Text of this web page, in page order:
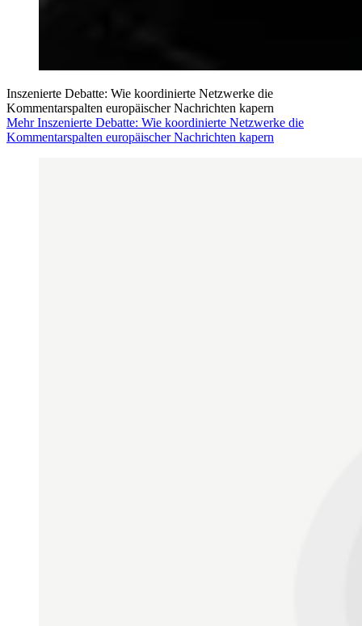
Inszenierte Debatte: Wie koordinierte Netzwerke die
Kommentarspalten europäischer Nachrichten kapern
Mehr Inszenierte Debatte: Wie koordinierte Netzwerke die
Kommentarspalten europäischer Nachrichten kapern